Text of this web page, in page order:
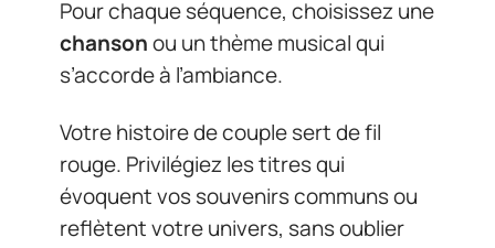
Pour chaque séquence, choisissez une
chansonou un thème musical qui
s’accorde à l’ambiance.
Votre histoire de couple sert de fil
rouge. Privilégiez les titres qui
évoquent vos souvenirs communs ou
reflètent votre univers, sans oublier